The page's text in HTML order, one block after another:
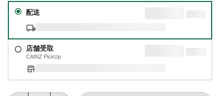
配送
店舗受取
CAINZ PickUp